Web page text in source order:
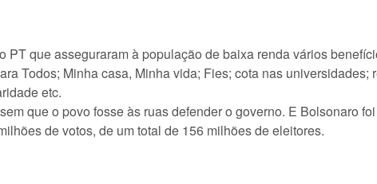
que asseguraram à população de baixa renda vários
Todos; Minha casa, Minha vida; Fies; cota nas universidades;
etc.
que o povo fosse às ruas defender o governo. E Bolsonaro
de votos, de um total de 156 milhões de eleitores.